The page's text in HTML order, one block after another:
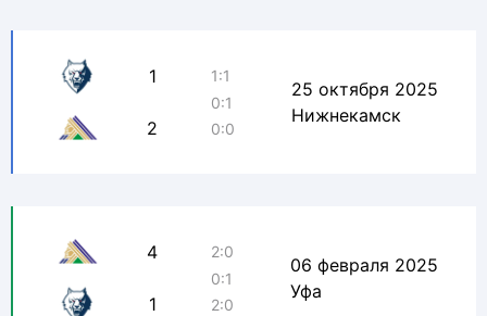
1
2
1:1
0:1
0:0
25 октября 2025
Нижнекамск
4
1
2:0
0:1
2:0
06 февраля 2025
Уфа